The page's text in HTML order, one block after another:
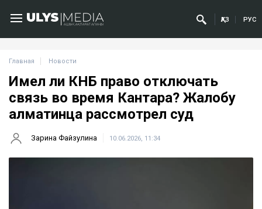
ҚАЗ РУС
Главная Новости
Имел ли КНБ право отключать
связь во время Кантара? Жалобу
алматинца рассмотрел суд
Зарина Файзулина 10.06.2026, 11:34